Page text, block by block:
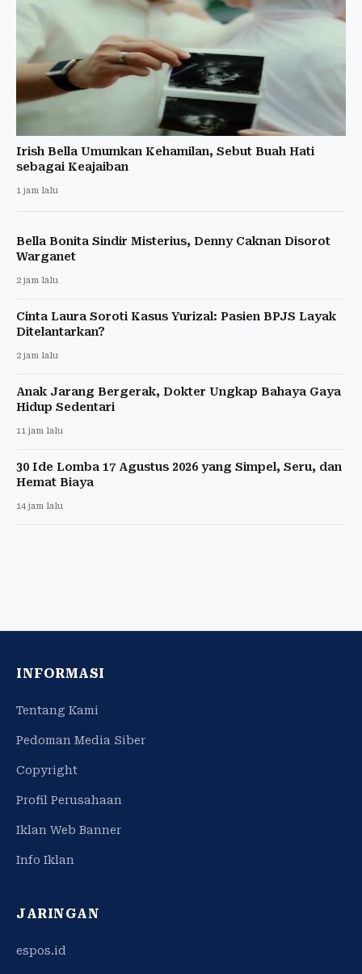
Irish Bella Umumkan Kehamilan, Sebut Buah Hati
sebagai Keajaiban
1 jam lalu
Bella Bonita Sindir Misterius, Denny Caknan Disorot
Warganet
2 jam lalu
Cinta Laura Soroti Kasus Yurizal: Pasien BPJS Layak
Ditelantarkan?
2 jam lalu
Anak Jarang Bergerak, Dokter Ungkap Bahaya Gaya
Hidup Sedentari
11 jam lalu
30 Ide Lomba 17 Agustus 2026 yang Simpel, Seru, dan
Hemat Biaya
14 jam lalu
INFORMASI
Tentang Kami
Pedoman Media Siber
Copyright
Profil Perusahaan
Iklan Web Banner
Info Iklan
JARINGAN
espos.id